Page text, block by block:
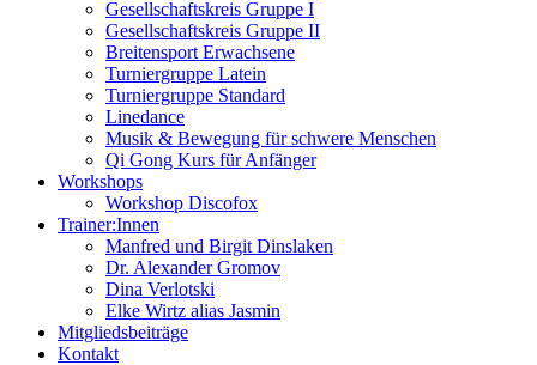
Gesellschaftskreis Gruppe I
Gesellschaftskreis Gruppe II
Breitensport Erwachsene
Turniergruppe Latein
Turniergruppe Standard
Linedance
Musik & Bewegung für schwere Menschen​
Qi Gong Kurs für Anfänger
Workshops
Workshop Discofox
Trainer:Innen
Manfred und Birgit Dinslaken
Dr. Alexander Gromov
Dina Verlotski
Elke Wirtz alias Jasmin
Mitgliedsbeiträge
Kontakt